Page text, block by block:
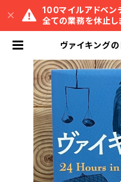
100マイルアドベン
全ての業務を休止し
ヴァイキング